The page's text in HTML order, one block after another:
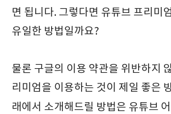
면 됩니다. 그렇다면 유튜브 프리미
유일한 방법일까요?
물론 구글의 이용 약관을 위반하지
리미엄을 이용하는 것이 제일 좋은
래에서 소개해드릴 방법은 유튜브